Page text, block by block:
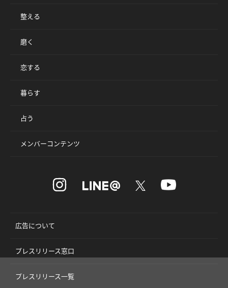
整える
磨く
恋する
暮らす
占う
メンバーコンテンツ
広告について
プレスリリース窓口
プレスリリース一覧